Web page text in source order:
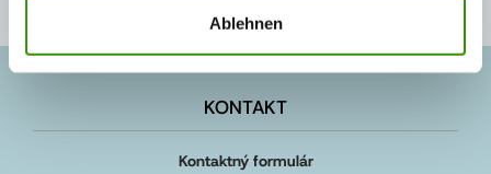
Ablehnen
KONTAKT
Kontaktný formulár